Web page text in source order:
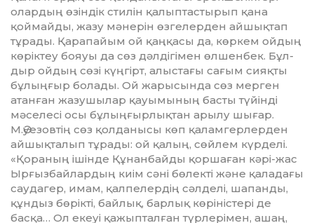
олар­дың өзіндік стилін қалып­тастырып қана
қоймайды, жазу мәнерін өзгелерден айшықтап
тұрады. Қарапайым ой қаңқасы да, көркем ойдың
көріктеу бояуы да сөз дәлдігімен өлшенбек. Бұл­
дыр ойдың сөзі күңгірт, алыстағы сағым сияқты
бұлыңғыр болады. Ой жарысында сөз мерген
атанған жазушылар қауымының басты түйінді
мәселесі осы бұлыңғыр­лық­тан арылу шығар.
М.Әуезовтің сөз қолданысы көп қаламгерлерден
айшықталып тұрады: ой қалың, сөйлем күр­де­лі.
«Қораның ішінде Құнан­бай­ды қоршаған кәрі-жас
Ырғыз­бай­лардың киім сәні бөлекті жә­не қаладағы
саудагер, имам, қал­пелердің сәлделі, шапанды,
құн­дыз бөрікті, байлық, барлық кө­ріністері де
басқа… Ол екеуі қа­жыпталған түрлерімен, ашаң,